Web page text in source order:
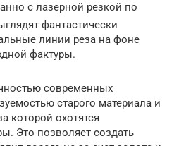
с лазерной резкой по
фантастически
линии реза на фоне
фактуры.
современных
старого материала и
которой охотятся
Это позволяет создать